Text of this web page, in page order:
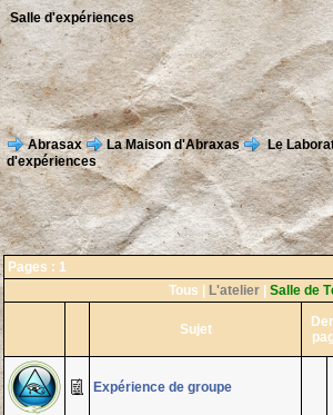
Salle d'expériences
Abrasax La Maison d'Abraxas Le
d'expériences
Pages : 1
Tous
L'atelier| Salle de
Sujet
Expérience de groupe